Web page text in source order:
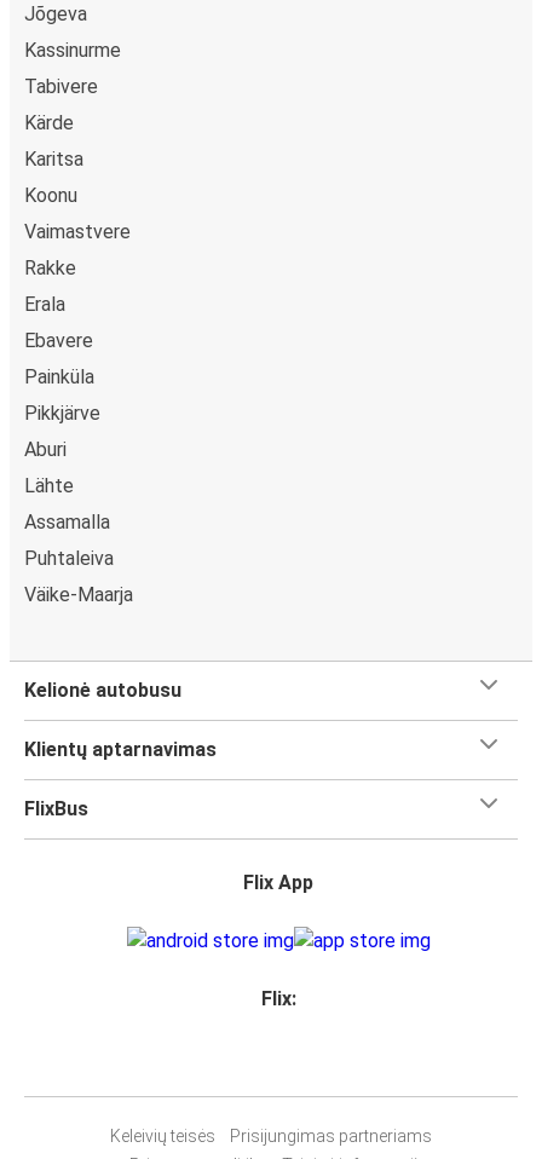
Jõgeva
Kassinurme
Tabivere
Kärde
Karitsa
Koonu
Vaimastvere
Rakke
Erala
Ebavere
Painküla
Pikkjärve
Aburi
Lähte
Assamalla
Puhtaleiva
Väike-Maarja
Kelionė autobusu
Klientų aptarnavimas
FlixBus
Flix App
Flix:
Keleivių teisės
Prisijungimas partneriams